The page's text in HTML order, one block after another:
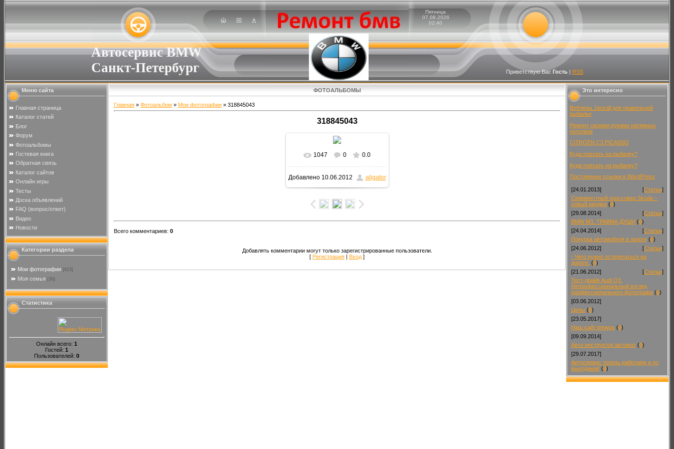
Автосервис BMW
Санкт-Петербург
Пятница
07.08.2026
02:40
Приветствую Вас Гость| RSS
Меню сайта
Главная страница
Каталог статей
Блог
Форум
Фотоальбомы
Гостевая книга
Обратная связь
Каталог сайтов
Онлайн игры
Тесты
Доска объявлений
FAQ (вопрос/ответ)
Видео
Новости
Категории раздела
Мои фотографии [623]
Моя семья [30]
Статистика
Онлайн всего: 1
Гостей: 1
Пользователей: 0
ФОТОАЛЬБОМЫ
Главная » Фотоальбом » Мои фотографии » 318845043
318845043
В реальном размере
1600x900/ 343.3Kb
1047 0 0.0
Добавлено10.06.2012 aligator
Всего комментариев: 0
Добавлять комментарии могут только зарегистрированные пользователи.
[ Регистрация | Вход ]
Это интересно
Воблеры Jackall для правильной
рыбалки
Ремонт своими руками натяжных
потолков
CITROEN C3 PICASSO
Куда поехать на рыбалку?
Куда поехать на рыбалку?
Постоянные ссылки в WordPress
[24.01.2013] [Статьи]
Семиместный кроссовер Skoda –
новый рендер (0)
[29.08.2014]
[Статьи]
BMW M3. ТРАВМА ДУШИ (0)
[24.04.2014]
[Статьи]
Покупка автомобиля в залоге (0)
[24.06.2012]
[Статьи]
- Чего нужно остерегаться на
дороге. (0)
[21.06.2012]
[Статьи]
Тест-драйв Audi Q3.
Непрофессиональный взгляд
профессионального фотографа (0)
[03.06.2012]
Цены (0)
[23.05.2017]
Наш сайт bmwos (0)
[09.09.2014]
Авто инструктор автомат (0)
[29.07.2017]
Автосервис теперь работаем и по
выходным! (0)